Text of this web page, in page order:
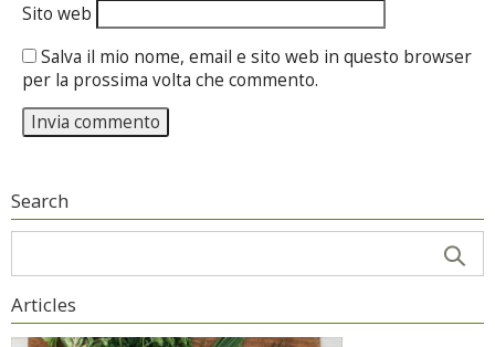
Sito web
Salva il mio nome, email e sito web in questo browser
per la prossima volta che commento.
Search
Articles